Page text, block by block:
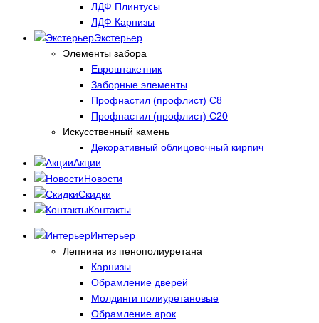
ЛДФ Плинтусы
ЛДФ Карнизы
Экстерьер
Элементы забора
Евроштакетник
Заборные элементы
Профнастил (профлист) С8
Профнастил (профлист) С20
Искусственный камень
Декоративный облицовочный кирпич
Акции
Новости
Скидки
Контакты
Интерьер
Лепнина из пенополиуретана
Карнизы
Обрамление дверей
Молдинги полиуретановые
Обрамление арок